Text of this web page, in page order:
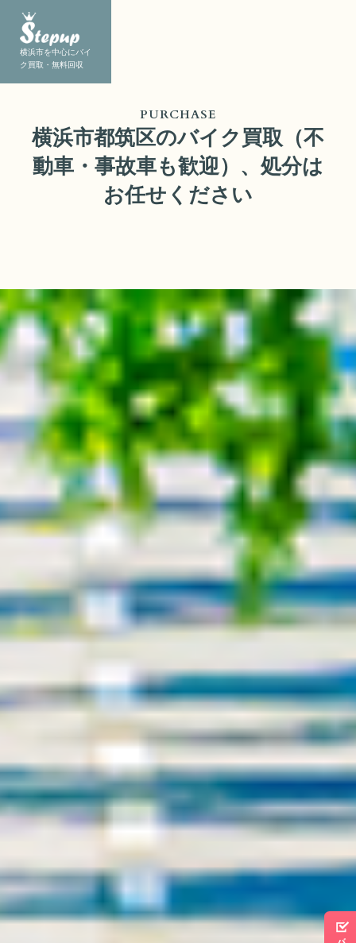
横浜市を中心にバイ
ク買取・無料回収
横浜市都筑区のバイク買取（不
動車・事故車も歓迎）、処分は
お任せください
PURCHASE